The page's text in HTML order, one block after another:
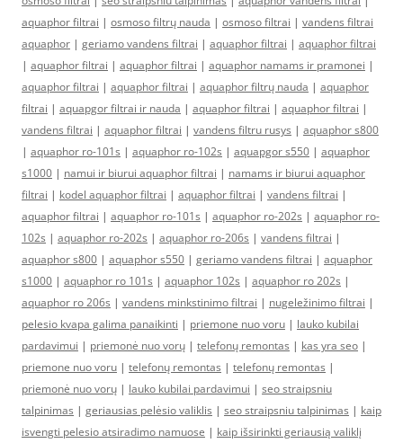
aquaphor filtrai | osmoso filtrų nauda | osmoso filtrai | vandens filtrai
aquaphor | geriamo vandens filtrai | aquaphor filtrai | aquaphor filtrai
| aquaphor filtrai | aquaphor filtrai | aquaphor namams ir pramonei |
aquaphor filtrai | aquaphor filtrai | aquaphor filtrų nauda | aquaphor
filtrai | aquapgor filtrai ir nauda | aquaphor filtrai | aquaphor filtrai |
vandens filtrai | aquaphor filtrai | vandens filtru rusys | aquaphor s800
| aquaphor ro-101s | aquaphor ro-102s | aquapgor s550 | aquaphor
s1000 | namui ir biurui aquaphor filtrai | namams ir biurui aquaphor
filtrai | kodel aquaphor filtrai | aquaphor filtrai | vandens filtrai |
aquaphor filtrai | aquaphor ro-101s | aquaphor ro-202s | aquaphor ro-
102s | aquaphor ro-202s | aquaphor ro-206s | vandens filtrai |
aquaphor s800 | aquaphor s550 | geriamo vandens filtrai | aquaphor
s1000 | aquaphor ro 101s | aquaphor 102s | aquaphor ro 202s |
aquaphor ro 206s | vandens minkstinimo filtrai | nugeležinimo filtrai |
pelesio kvapa galima panaikinti | priemone nuo voru | lauko kubilai
pardavimui | priemonė nuo vorų | telefonų remontas | kas yra seo |
priemone nuo voru | telefonų remontas | telefonų remontas |
priemonė nuo vorų | lauko kubilai pardavimui | seo straipsniu
talpinimas | geriausias pelėsio valiklis | seo straipsniu talpinimas | kaip
isvengti pelesio atsiradimo namuose | kaip išsirinkti geriausią valiklį